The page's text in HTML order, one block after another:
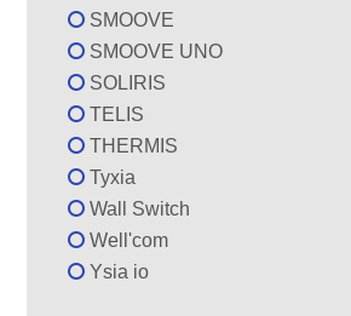
SMOOVE
SMOOVE UNO
SOLIRIS
TELIS
THERMIS
Tyxia
Wall Switch
Well'com
Ysia io